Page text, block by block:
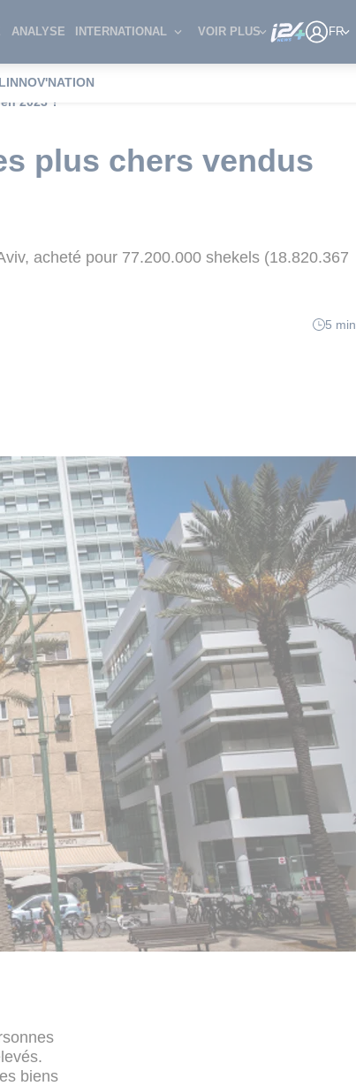
ANALYSE INTERNATIONAL VOIR PLUS FR
INNOV'NATION
2023 ?
plus chers vendus
acheté pour 77.200.000 shekels (18.820.367
5 min
biens